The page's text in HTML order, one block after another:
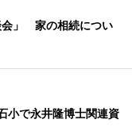
会」 家の相続につい
で永井隆博士関連資